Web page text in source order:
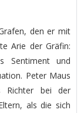
den er mit
Arie der Gräfin:
Sentiment und
Peter Maus
Richter bei der
als die sich